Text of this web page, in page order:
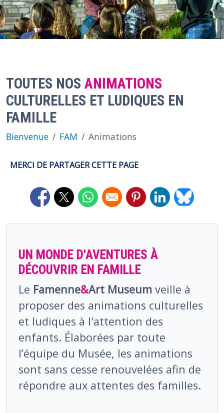
TOUTES NOS ANIMATIONS
CULTURELLES ET LUDIQUES EN
FAMILLE
Bienvenue FAM Animations
MERCI DE PARTAGER CETTE PAGE
Opens in a new window
Opens in a new window
Opens in a new windowOpens in a new window
Opens in a new
Opens in
UN MONDE D'AVENTURES À
DÉCOUVRIR EN FAMILLE
Le Famenne&Art Museum veille à
proposer des animations culturelles
et ludiques à l'attention des
enfants. Élaborées par toute
l’équipe du Musée, les animations
sont sans cesse renouvelées afin de
répondre aux attentes des familles.